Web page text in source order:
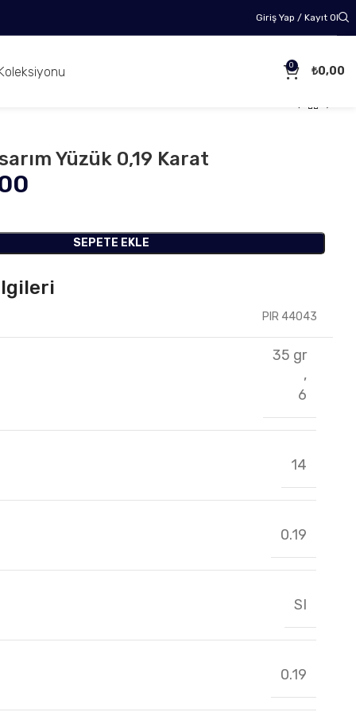
Giriş Yap / Kayıt Ol
0 ₺0,00
Yüzük 0,19 Karat
SEPETE EKLE
PIR 44043
35 gr
,
6
14
0.19
SI
0.19